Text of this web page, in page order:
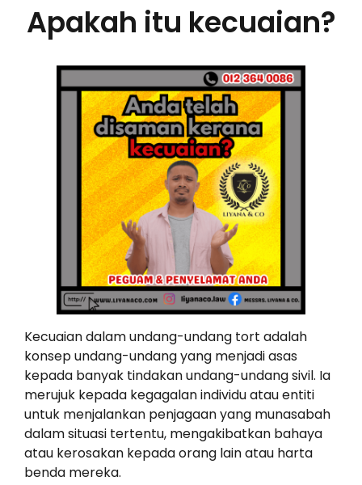
Apakah itu kecuaian?
Kecuaian dalam undang-undang tort adalah
konsep undang-undang yang menjadi asas
kepada banyak tindakan undang-undang sivil. Ia
merujuk kepada kegagalan individu atau entiti
untuk menjalankan penjagaan yang munasabah
dalam situasi tertentu, mengakibatkan bahaya
atau kerosakan kepada orang lain atau harta
benda mereka.